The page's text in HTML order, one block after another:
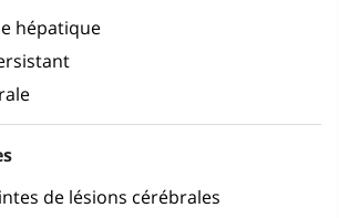
hépatique
de lésions cérébrales